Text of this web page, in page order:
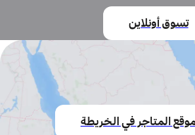
تسوق أونلاين
موقع المتاجر في الخريطة